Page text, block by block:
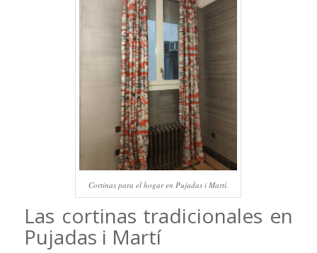
Cortinas para el hogar en Pujadas i Martí.
Las cortinas tradicionales en
Pujadas i Martí